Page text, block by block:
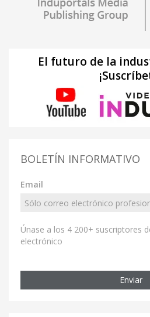
El futuro de la
BOLETÍN INFORMATIVO
Email
Únase a los 4 200+ suscriptores
electrónico
Enviar